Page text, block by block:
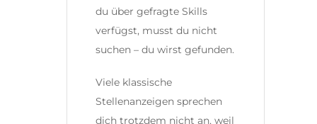
du über gefragte Skills
verfügst, musst du nicht
suchen – du wirst gefunden.
Viele klassische
Stellenanzeigen sprechen
dich trotzdem nicht an, weil